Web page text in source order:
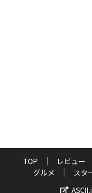
TOP レビュー
グルメ
スタ